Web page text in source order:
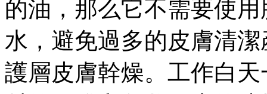
的油，那么它不需要使
水，避免過多的皮膚清
護層皮膚幹燥。工作白